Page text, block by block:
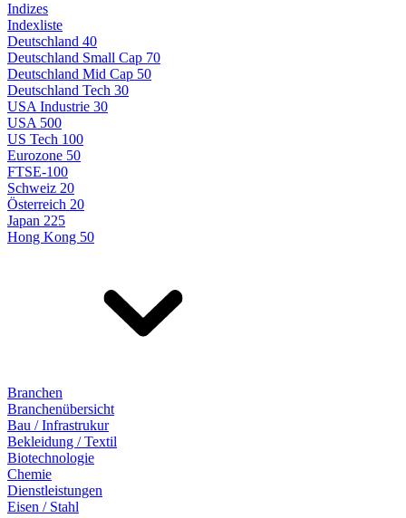
Indizes
Indexliste
Deutschland 40
Deutschland Small Cap 70
Deutschland Mid Cap 50
Deutschland Tech 30
USA Industrie 30
USA 500
US Tech 100
Eurozone 50
FTSE-100
Schweiz 20
Österreich 20
Japan 225
Hong Kong 50
Branchen
Branchenübersicht
Bau / Infrastrukur
Bekleidung / Textil
Biotechnologie
Chemie
Dienstleistungen
Eisen / Stahl